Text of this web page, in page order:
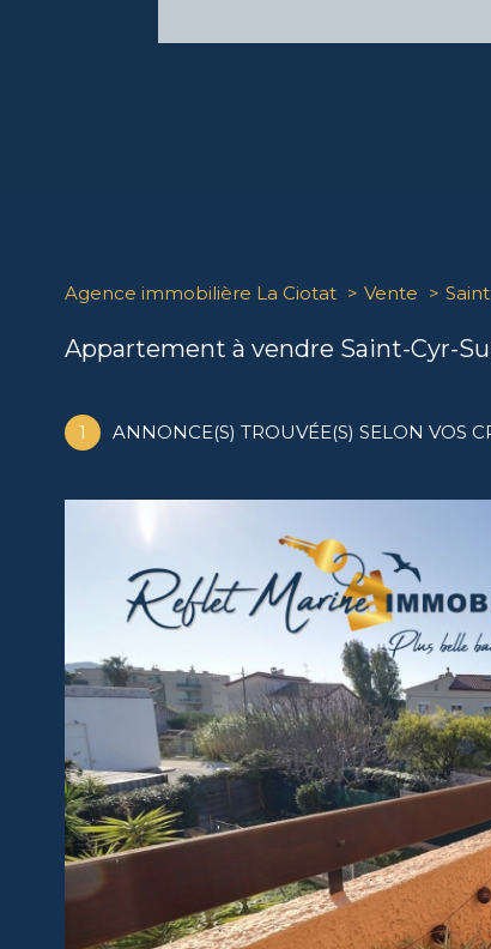
Agence immobilière La Ciotat Vente
Appartement à vendre Saint-Cyr-
1 ANNONCE(S) TROUVÉE(S) SELON VOS